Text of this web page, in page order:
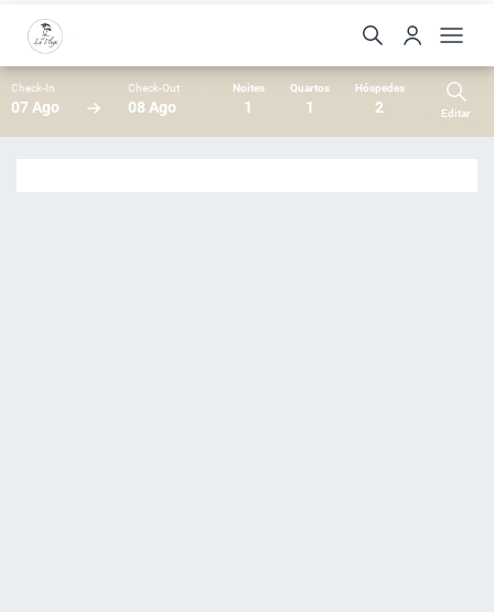
Check-In
07 Ago
Check-Out
08 Ago
Noites
1
Quartos
1
Hóspedes
2 Editar